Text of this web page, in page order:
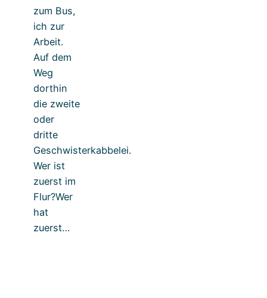
zum Bus,
ich zur
Arbeit.
Auf dem
Weg
dorthin
die zweite
oder
dritte
Geschwisterkabbelei.
Wer ist
zuerst im
Flur?Wer
hat
zuerst…